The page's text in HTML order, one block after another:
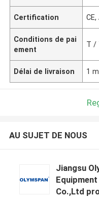
Certification CE,
Conditions de pai
ement
T /
Délai de livraison 1
AU SUJET DE NOUS
Jiangsu
Co.,Ltd